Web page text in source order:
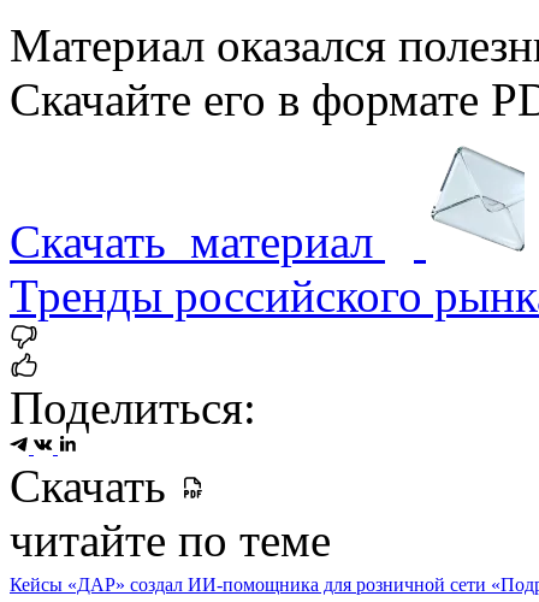
Материал оказался
Скачайте его в формате
Скачать материал
Тренды российского
Поделиться:
Скачать
читайте по теме
Кейсы «ДАР» создал ИИ-помощника для розничной сети